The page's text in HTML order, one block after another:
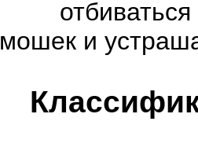
мошек и